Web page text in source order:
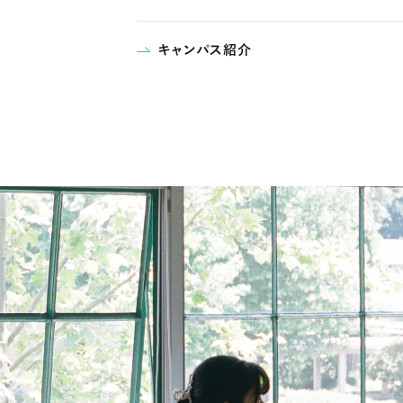
キャンパス紹介